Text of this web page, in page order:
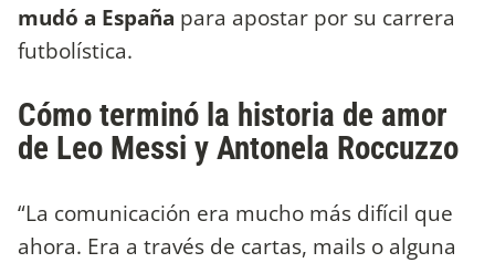
mudó a España para apostar por su carrera
futbolística.
Cómo terminó la historia de amor
de Leo Messi y Antonela Roccuzzo
“La comunicación era mucho más difícil que
ahora. Era a través de cartas, mails o alguna